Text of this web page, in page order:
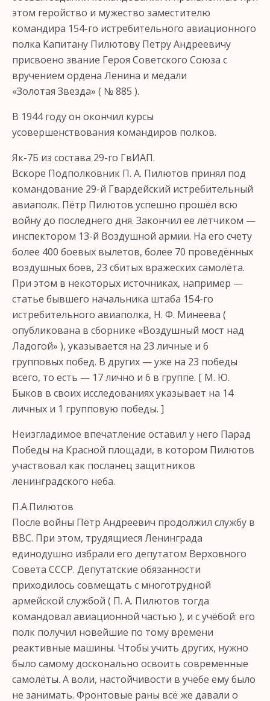
этом геройство и мужество заместителю
командира 154-го истребительного авиационного
полка Капитану Пилютову Петру Андреевичу
присвоено звание Героя Советского Союза с
вручением ордена Ленина и медали
«Золотая Звезда» ( № 885 ).
В 1944 году он окончил курсы
усовершенствования командиров полков.
Як-7Б из состава 29-го ГвИАП.
Вскоре Подполковник П. А. Пилютов принял под
командование 29-й Гвардейский истребительный
авиаполк. Пётр Пилютов успешно прошёл всю
войну до последнего дня. Закончил ее лётчиком —
инспектором 13-й Воздушной армии. На его счету
более 400 боевых вылетов, более 70 проведённых
воздушных боев, 23 сбитых вражеских самолёта.
При этом в некоторых источниках, например —
статье бывшего начальника штаба 154-го
истребительного авиаполка, Н. Ф. Минеева (
опубликована в сборнике «Воздушный мост над
Ладогой» ), указывается на 23 личные и 6
групповых побед. В других — уже на 23 победы
всего, то есть — 17 лично и 6 в группе. [ М. Ю.
Быков в своих исследованиях указывает на 14
личных и 1 групповую победы. ]
Неизгладимое впечатление оставил у него Парад
Победы на Красной площади, в котором Пилютов
участвовал как посланец защитников
ленинградского неба.
П.А.Пилютов
После войны Пётр Андреевич продолжил службу в
ВВС. При этом, трудящиеся Ленинграда
единодушно избрали его депутатом Верховного
Совета СССР. Депутатские обязанности
приходилось совмещать с многотрудной
армейской службой ( П. А. Пилютов тогда
командовал авиационной частью ), и с учёбой: его
полк получил новейшие по тому времени
реактивные машины. Чтобы учить других, нужно
было самому досконально освоить современные
самолёты. А воли, настойчивости в учёбе ему было
не занимать. Фронтовые раны всё же давали о